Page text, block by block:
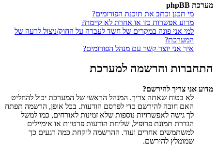
מערכת phpBB
מי תכנן וכתב את תוכנת הפורומים?
מדוע אפשרות כזו או אחרת לא קיימת?
למי אני פונה במקרים של חשד לעברה על החוק/ניצול לרעה של
המערכת?
איך אני יוצר קשר עם מנהל הפורומים?
התחברות והרשמה למערכת
מדוע אני צריך להירשם?
לא בטוח שאתה צריך. המנהל הראשי של המערכת יכול להחליט
האם חובה להירשם כדי לפרסם הודעות. בכל אופן, הרשמה תפתח
לך גישה לאפשרויות נוספות שלא זמינות לאורחים, כמו למשל
הגדרת תמונת פרופיל, שליחת הודעות פרטיות או אימיילים
למשתמשים אחרים ועוד. ההרשמה לוקחת כמה רגעים כך
שמומלץ להירשם.